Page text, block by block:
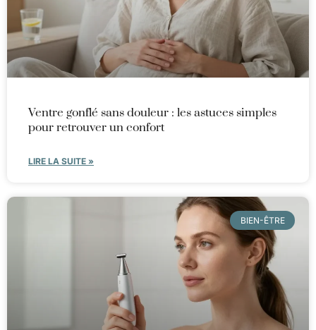
Ventre gonflé sans douleur : les astuces simples
pour retrouver un confort
LIRE LA SUITE »
BIEN-ÊTRE